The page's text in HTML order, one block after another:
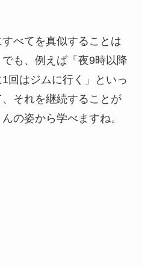
べてを真似することは
も、例えば「夜9時以降
回はジムに行く」といっ
それを継続することが
の姿から学べますね。